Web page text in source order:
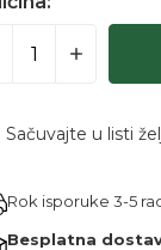
Sačuvajte u listi
Rok isporuke 3-5
Besplatna